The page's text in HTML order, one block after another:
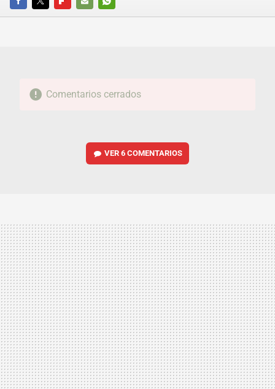
FACEBOOKTWITTERFLIPBOARD
E-
WHATSAPP
Comentarios cerrados
VER6 COMENTARIOS